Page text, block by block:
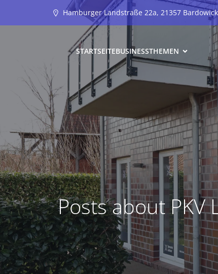
Hamburger Landstraße 22a, 21357 Bardowick
STARTSEITEBUSINESSTHEMEN
Posts about PKV